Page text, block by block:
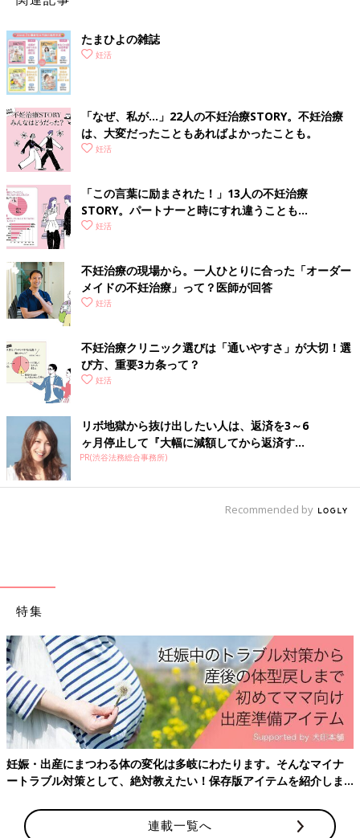
妊活コーチの松本亜樹子さんに最新情報ととも
にアドバイスしてもらいました。 今回は“心の
誰かに聞きたかった！ 最初の受診前に知りたいQ&A
初めての受診は、知らないことだらけ。かといって不妊治療はデ
リケートな話なので、まわりの人にはなかなか聞きづらいもの。
そこで、気になる受診前のQ&Aについてまとめました。
【Q.1】病院主催の説明会には初診前に参加すべき？
【A.1】説明会では不妊治療の流れ、体外受精について、仕事と
の両立、受精卵（胚）の凍結など、いろいろな情報を得ることが
できます。WEB説明会や動画配信など、気軽に参加できるもの
もありますので、参加してみるとよいでしょう。
【Q.2】診察は、どうやって予約をすればいいですか？
【A.2】
初めて診察を受ける場合は、病院のホームページの予約
サイトなどを通じて予約をするのが一般的です。病院によって予
約方法も異なりますので、まずはサイトで確認をし、わからない
【Q.3】生理何日目、もしくは終了何日目に受診すればよいです
か？
【A.3】初診は、生理周期の何日目でも大丈夫ですが、生理中に
診察するとスムーズにできる検査もあります。生理2～3日目であ
れば、基礎的な血液検査もその日に一緒に行うこともできます。
【Q.4】夫婦で受診したほうがいいですか？
ても都合がつかなければ、女性だけでも大丈夫です。ただし保険
【A.5】
事実婚であれば治療を行うことができます。2人での来院と、病
院によっては意思確認書類の提出や、「戸籍謄本」「住民票」で
同居の有無を確認する場合もあります。
【Q.6】子どもを連れていってもかまいませんか？
【A.6】2人目不妊の治療の場合、病院やクリニックにもよります
が、他の患者さんに配慮をし、子連れでの受診をお断りしている
ところもあります。反対に託児室を用意している病院もあります
ので、事前に確認をしましょう。
【Q.7】タイミング法のみでも受診できますか？
【A.7】
ほとんどの婦人科や不妊治療クリニックでは、タイミン
たまひよの雑誌
妊活
「なぜ、私が…」22人の不妊治療STORY。不妊治療
は、大変だったこともあればよかったことも。
妊活
「この言葉に励まされた！」13人の不妊治療
STORY。パートナーと時にすれ違うことも…
妊活
不妊治療の現場から。一人ひとりに合った「オーダー
メイドの不妊治療」って？医師が回答
妊活
不妊治療クリニック選びは「通いやすさ」が大切！選
び方、重要3カ条って？
妊活
リボ地獄から抜け出したい人は、返済を3～6
ヶ月停止して『大幅に減額してから返済す...
PR(渋谷法務総合事務所)
Recommended by
特集
妊娠・出産にまつわる体の変化は多岐にわたります。そんなマイナ
ートラブル対策として、絶対教えたい！保存版アイテムを紹介しま
連載一覧へ